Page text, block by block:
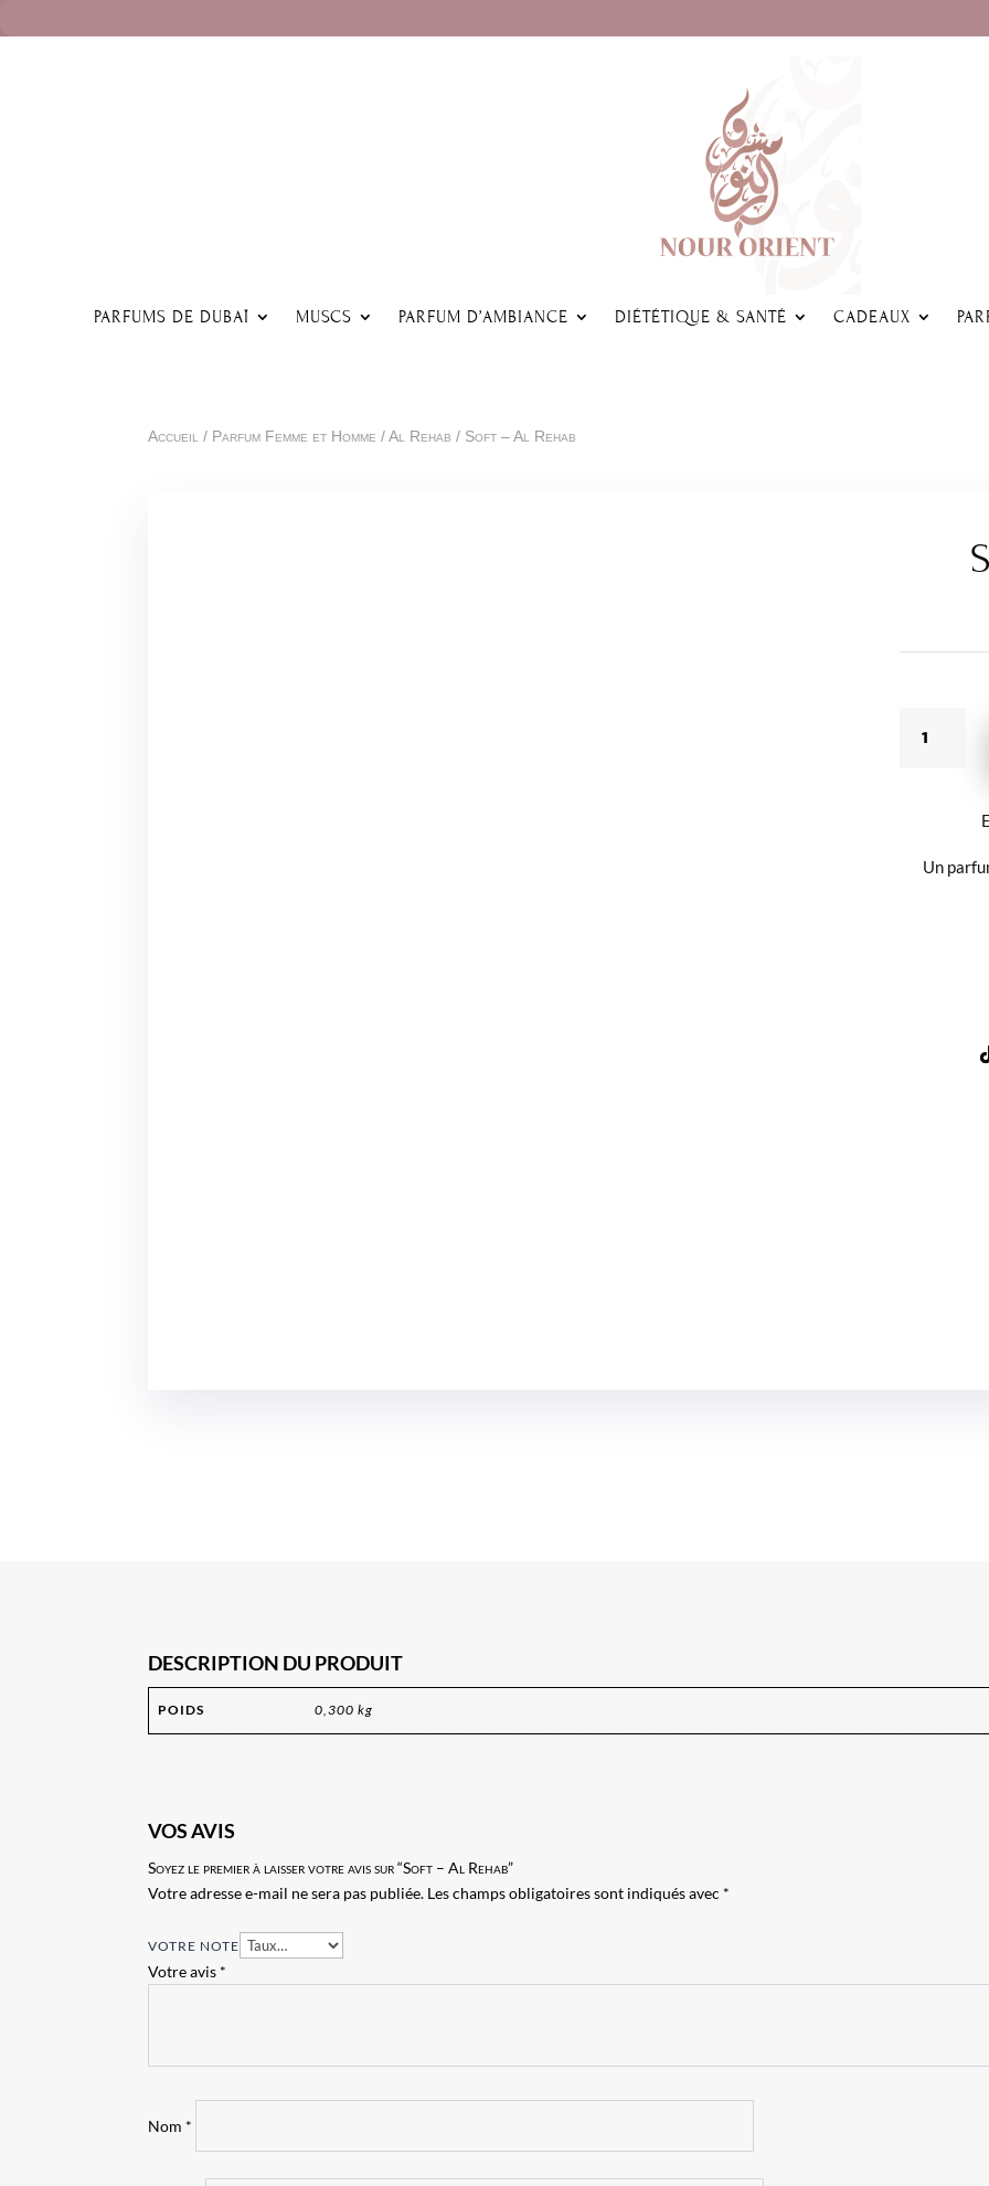
PARFUMS DE DUBAÏ MUSCS PARFUM D’AMBIANCE DIÉTÉTIQUE & SANTÉ CADEAUX
Accueil / Parfum Femme et Homme /Al Rehab / Soft – Al Rehab
Un
DESCRIPTION DU PRODUIT
POIDS 0,300 kg
VOS AVIS
Soyez le premier à laisser votre avis sur “Soft – Al Rehab”
Votre adresse e-mail ne sera pas publiée. Les champs obligatoires sont indiqués avec *
VOTRE NOTE
Votre avis *
Nom *